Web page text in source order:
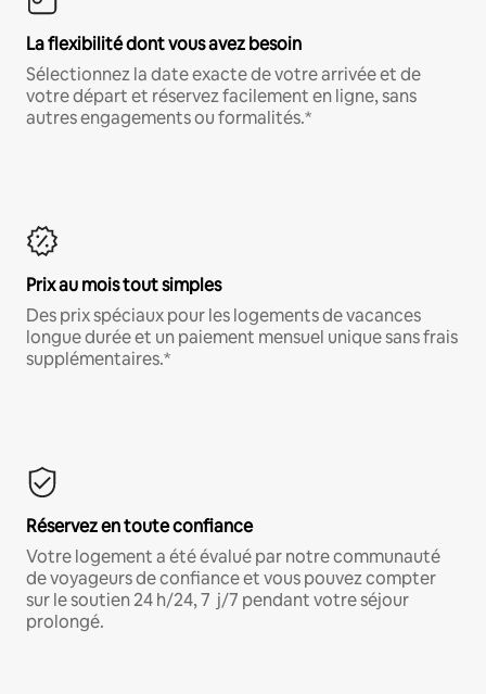
La flexibilité dont vous avez besoin
Sélectionnez la date exacte de votre arrivée et de
votre départ et réservez facilement en ligne, sans
autres engagements ou formalités.*
Prix au mois tout simples
Des prix spéciaux pour les logements de vacances
longue durée et un paiement mensuel unique sans frais
supplémentaires.*
Réservez en toute confiance
Votre logement a été évalué par notre communauté
de voyageurs de confiance et vous pouvez compter
sur le soutien 24 h/24, 7 j/7 pendant votre séjour
prolongé.